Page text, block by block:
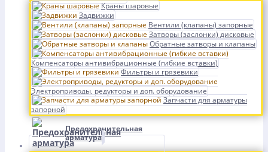
Краны шаровые
Задвижки
Вентили (клапаны) запорные
Затворы (заслонки) дисковые
Обратные затворы и клапаны
Компенсаторы антивибрационные (гибкие вставки)
Фильтры и грязевики
Электроприводы, редукторы и доп. оборудование
Запчасти для арматуры
запорной
Предохранительная
арматура